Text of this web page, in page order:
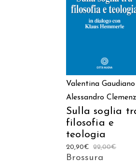
AGGIUNGI AL
CARRELLO
Valentina Gaudiano
Alessandro
Sulla soglia
filosofia e
teologia
22,00€
20,90€
Brossura